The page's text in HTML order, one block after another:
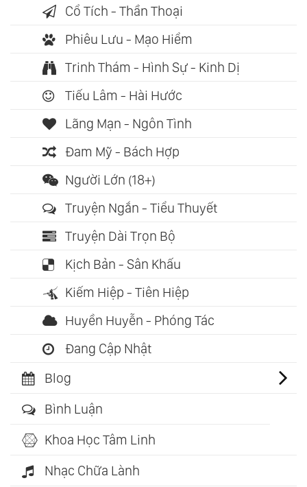
Cổ Tích - Thần Thoại
Phiêu Lưu - Mạo Hiểm
Trinh Thám - Hình Sự - Kinh Dị
Tiếu Lâm - Hài Hước
Lãng Mạn - Ngôn Tình
Đam Mỹ - Bách Hợp
Người Lớn (18+)
Truyện Ngắn - Tiểu Thuyết
Truyện Dài Trọn Bộ
Kịch Bản - Sân Khấu
Kiếm Hiệp - Tiên Hiệp
Huyền Huyễn - Phóng Tác
Đang Cập Nhật
Blog
Bình Luận
Khoa Học Tâm Linh
Nhạc Chữa Lành